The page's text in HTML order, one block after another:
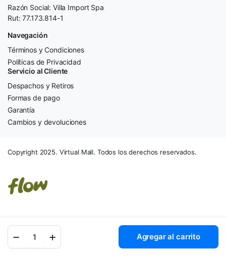
Estado
Sólido
Agregar al carrito
Razón Social: Villa Import Spa
Rut: 77.173.814-1
Navegación
Términos y Condiciones
Políticas de Privacidad
Servicio al Cliente
Despachos y Retiros
Formas de pago
Garantía
Cambios y devoluciones
Copyright 2025. Virtual Mall. Todos los derechos reservados.